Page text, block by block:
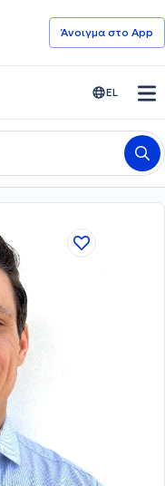
Άνοιγμα στο App
EL